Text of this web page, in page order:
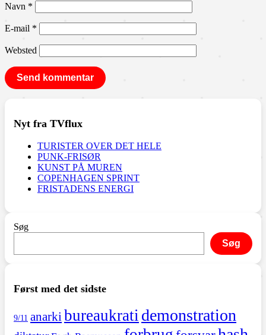
Navn *
E-mail *
Websted
Nyt fra TVflux
TURISTER OVER DET HELE
PUNK-FRISØR
KUNST PÅ MUREN
COPENHAGEN SPRINT
FRISTADENS ENERGI
Søg
Søg
Først med det sidste
9/11 anarki bureaukrati demonstration